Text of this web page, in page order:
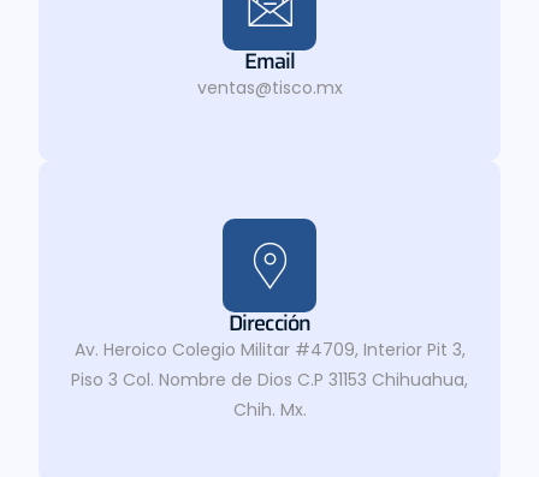
Email
ventas@tisco.mx
Dirección
Av. Heroico Colegio Militar #4709, Interior Pit 3,
Piso 3 Col. Nombre de Dios C.P 31153 Chihuahua,
Chih. Mx.